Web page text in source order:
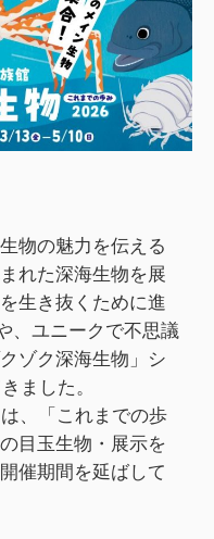
物の魅力を伝える
れた深海生物を展
生き抜くために進
、ユニークで不思議
ゾク深海生物」シ
ました。
、「これまでの歩
目玉生物・展示を
催期間を延ばして